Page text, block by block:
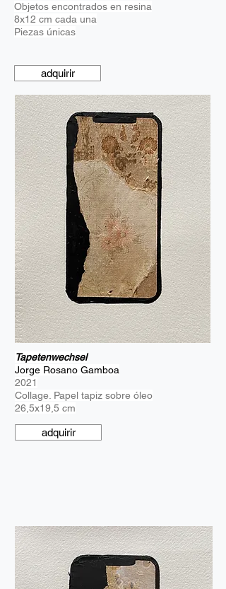
Objetos encontrados en resina
8x12 cm cada una
Piezas únicas
adquirir
Tapetenwechsel
Jorge Rosano Gamboa
2021
Collage. Papel tapiz sobre óleo
26,5x19,5 cm
adquirir